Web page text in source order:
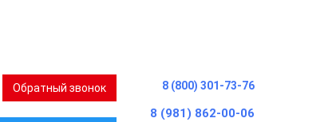
Обратный звонок 8 (800) 301-73-76
8 (981) 862-00-06